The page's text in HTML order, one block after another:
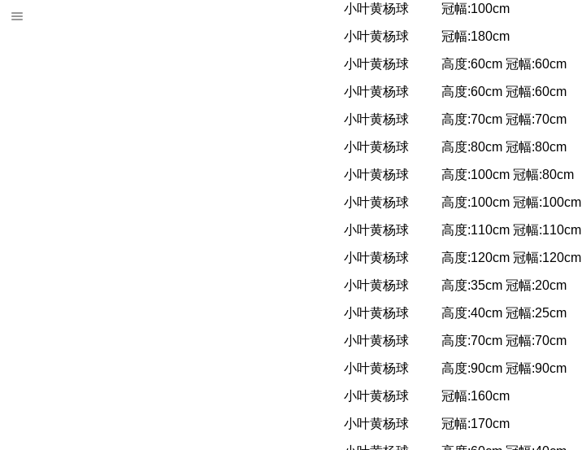
小叶黄杨球 冠幅:100cm
小叶黄杨球
冠幅:180cm
小叶黄杨球
高度:60cm 冠幅:60cm
小叶黄杨球 高度:60cm 冠幅:60cm
小叶黄杨球
高度:70cm 冠幅:70cm
小叶黄杨球
高度:80cm 冠幅:80cm
小叶黄杨球
高度:100cm 冠幅:80cm
小叶黄杨球
高度:100cm 冠幅:100cm
小叶黄杨球
高度:110cm 冠幅:110cm
小叶黄杨球
高度:120cm 冠幅:120cm
小叶黄杨球
高度:35cm 冠幅:20cm
小叶黄杨球 高度:40cm 冠幅:25cm
小叶黄杨球
高度:70cm 冠幅:70cm
小叶黄杨球
高度:90cm 冠幅:90cm
小叶黄杨球
冠幅:160cm
小叶黄杨球
冠幅:170cm